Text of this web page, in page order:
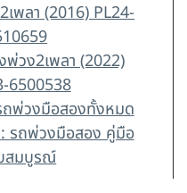
เพลา (2016) PL24-
พ่วง2เพลา (2022)
6500538
ถพ่วงมือสองทั้งหมด
รถพ่วงมือสอง คู่มือ
สมบูรณ์